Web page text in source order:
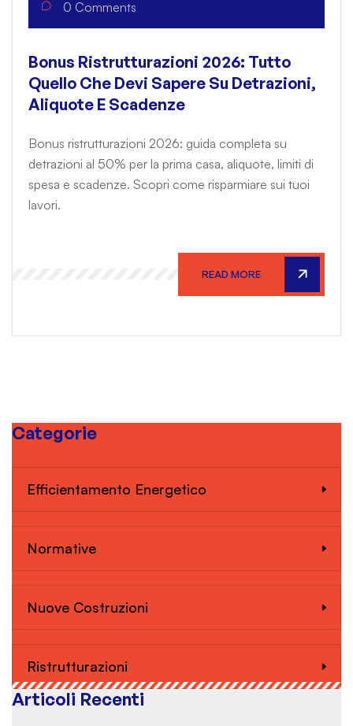
0 Comments
Bonus Ristrutturazioni 2026: Tutto
Quello Che Devi Sapere Su Detrazioni,
Aliquote E Scadenze
Bonus ristrutturazioni 2026: guida completa su
detrazioni al 50% per la prima casa, aliquote, limiti di
spesa e scadenze. Scopri come risparmiare sui tuoi
lavori.
READ MORE
Categorie
Efficientamento Energetico
Normative
Nuove Costruzioni
Ristrutturazioni
Articoli Recenti